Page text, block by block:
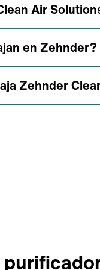
Air
opera
en Zehnder?
más de 3.400
Zehnder